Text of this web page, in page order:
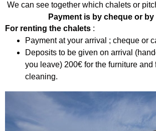
We can see together which chalets or
Payment is by cheque or by
For renting the chalets :
Payment at your arrival ; cheque or
Deposits to be given on arrival
you leave) 200€ for the furniture and
cleaning.